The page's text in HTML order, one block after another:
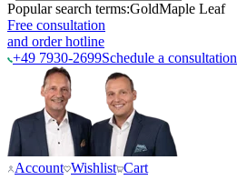
Popular search terms:GoldMaple Leaf
Free consultation
and order hotline
+49 7930-2699Schedule a consultation
Account Wishlist Cart